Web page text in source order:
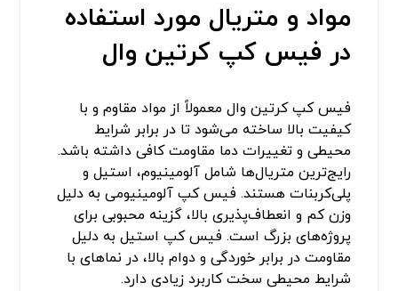
مواد و متریال مورد استفاده
در فیس کپ کرتین وال
فیس کپ کرتین وال معمولاً از مواد مقاوم و با
کیفیت بالا ساخته می‌شود تا در برابر شرایط
محیطی و تغییرات دما مقاومت کافی داشته باشد.
رایج‌ترین متریال‌ها شامل آلومینیوم، استیل و
پلی‌کربنات هستند. فیس کپ آلومینیومی به دلیل
وزن کم و انعطاف‌پذیری بالا، گزینه محبوبی برای
پروژه‌های بزرگ است. فیس کپ استیل به دلیل
مقاومت در برابر خوردگی و دوام بالا، در نماهای با
شرایط محیطی سخت کاربرد زیادی دارد.